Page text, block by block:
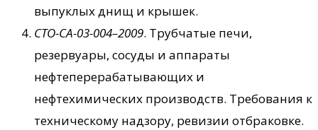
выпуклых днищ и крышек.
СТО-СА-03-004–2009. Трубчатые печи,
резервуары, сосуды и аппараты
нефтеперерабатывающих и
нефтехимических производств. Требования к
техническому надзору, ревизии отбраковке.